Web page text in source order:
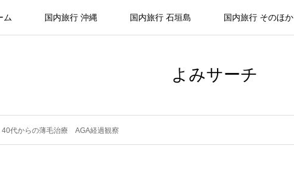
ム 国内旅行 沖縄 国内旅行 石垣島 国内旅行 そのほか
よみサーチ
40代からの薄毛治療 AGA経過観察